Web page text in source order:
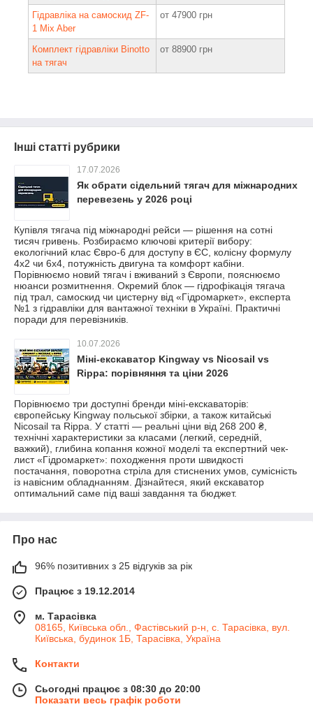
Гідравліка на самоскид ZF-
1 Mix Aber
от 47900 грн
Комплект гідравліки Binotto
на тягач
от 88900 грн
Інші статті рубрики
17.07.2026
Як обрати сідельний тягач для міжнародних
перевезень у 2026 році
Купівля тягача під міжнародні рейси — рішення на сотні
тисяч гривень. Розбираємо ключові критерії вибору:
екологічний клас Євро-6 для доступу в ЄС, колісну формулу
4x2 чи 6x4, потужність двигуна та комфорт кабіни.
Порівнюємо новий тягач і вживаний з Європи, пояснюємо
нюанси розмитнення. Окремий блок — гідрофікація тягача
під трал, самоскид чи цистерну від «Гідромаркет», експерта
№1 з гідравліки для вантажної техніки в Україні. Практичні
поради для перевізників.
10.07.2026
Міні-екскаватор Kingway vs Nicosail vs
Rippa: порівняння та ціни 2026
Порівнюємо три доступні бренди міні-екскаваторів:
європейську Kingway польської збірки, а також китайські
Nicosail та Rippa. У статті — реальні ціни від 268 200 ₴,
технічні характеристики за класами (легкий, середній,
важкий), глибина копання кожної моделі та експертний чек-
лист «Гідромаркет»: походження проти швидкості
постачання, поворотна стріла для стиснених умов, сумісність
із навісним обладнанням. Дізнайтеся, який екскаватор
оптимальний саме під ваші завдання та бюджет.
Про нас
96% позитивних з 25 відгуків за рік
Працює з 19.12.2014
м. Тарасівка
08165, Київська обл., Фастівський р-н, с. Тарасівка, вул.
Київська, будинок 1Б, Тарасівка, Україна
Контакти
Сьогодні працює з 08:30 до 20:00
Показати весь графік роботи